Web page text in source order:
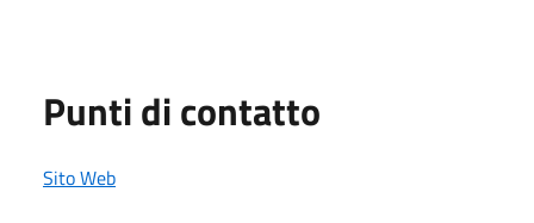
Punti di contatto
Sito Web